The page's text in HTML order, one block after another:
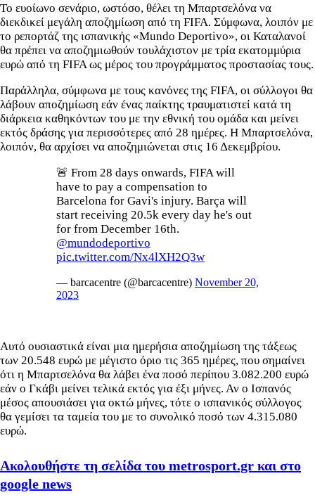
Το ευοίωνο σενάριο, ωστόσο, θέλει τη Μπαρτσελόνα να
διεκδικεί μεγάλη αποζημίωση από τη FIFA. Σύμφωνα, λοιπόν με
το ρεπορτάζ της ισπανικής «Mundo Deportivo», οι Καταλανοί
θα πρέπει να αποζημιωθούν τουλάχιστον με τρία εκατομμύρια
ευρώ από τη FIFA ως μέρος του προγράμματος προστασίας τους.
Παράλληλα, σύμφωνα με τους κανόνες της FIFA, οι σύλλογοι θα
λάβουν αποζημίωση εάν ένας παίκτης τραυματιστεί κατά τη
διάρκεια καθηκόντων του με την εθνική του ομάδα και μείνει
εκτός δράσης για περισσότερες από 28 ημέρες. Η Μπαρτσελόνα,
λοιπόν, θα αρχίσει να αποζημιώνεται στις 16 Δεκεμβρίου.
🚨 From 28 days onwards, FIFA will
have to pay a compensation to
Barcelona for Gavi's injury. Barça will
start receiving 20.5k every day he's out
for from December 16th.
@mundodeportivo
pic.twitter.com/Nx4lXH2Q3w
— barcacentre (@barcacentre) November 20,
2023
Αυτό ουσιαστικά είναι μια ημερήσια αποζημίωση της τάξεως
των 20.548 ευρώ με μέγιστο όριο τις 365 ημέρες, που σημαίνει
ότι η Μπαρτσελόνα θα λάβει ένα ποσό περίπου 3.082.200 ευρώ
εάν ο Γκάβι μείνει τελικά εκτός για έξι μήνες. Αν ο Ισπανός
μέσος απουσιάσει για οκτώ μήνες, τότε ο ισπανικός σύλλογος
θα γεμίσει τα ταμεία του με το συνολικό ποσό των 4.315.080
ευρώ.
Ακολουθήστε τη σελίδα του metrosport.gr και στο
google news